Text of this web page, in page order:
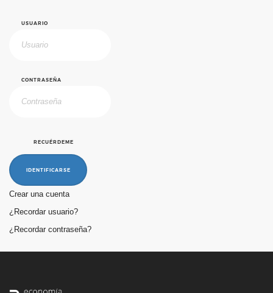
USUARIO
CONTRASEÑA
RECUÉRDEME
IDENTIFICARSE
Crear una cuenta
¿Recordar usuario?
¿Recordar contraseña?